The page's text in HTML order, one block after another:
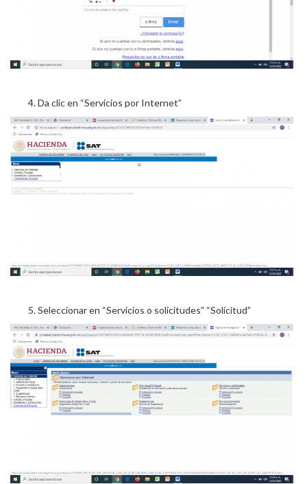
Da clic en “Servicios por Internet”
Seleccionar en “Servicios o solicitudes” “Solicitud”